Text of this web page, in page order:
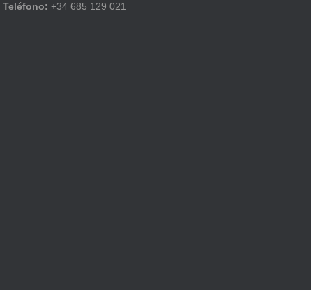
Teléfono: +34 685 129 021